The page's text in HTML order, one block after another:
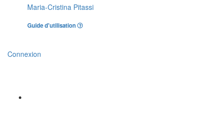
Maria-Cristina Pitassi
Guide d'utilisation
Connexion